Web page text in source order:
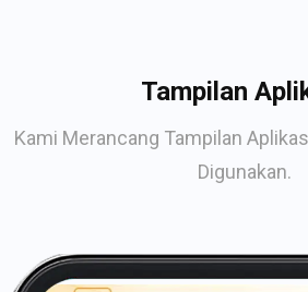
Tampilan
Kami Merancang Tampilan
Digunakan.